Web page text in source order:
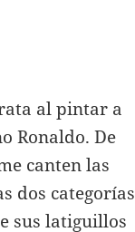
al pintar a
Ronaldo. De
canten las
dos categorías
sus latiguillos